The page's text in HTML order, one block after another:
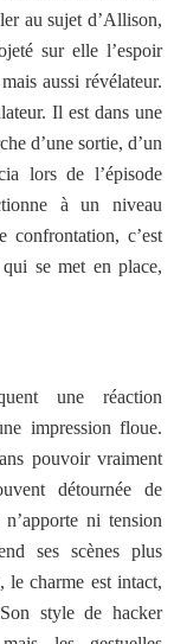
au sujet d’Allison,
sur elle l’espoir
aussi révélateur.
Il est dans une
d’une sortie, d’un
lors de l’épisode
à un niveau
confrontation, c’est
se met en place,
une réaction
impression floue.
pouvoir vraiment
détournée de
ni tension
ses scènes plus
le charme est intact,
style de hacker